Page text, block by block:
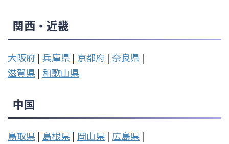
関西・近畿
大阪府 | 兵庫県 | 京都府 | 奈良県 |
滋賀県 | 和歌山県
中国
鳥取県 | 島根県 | 岡山県 | 広島県 |